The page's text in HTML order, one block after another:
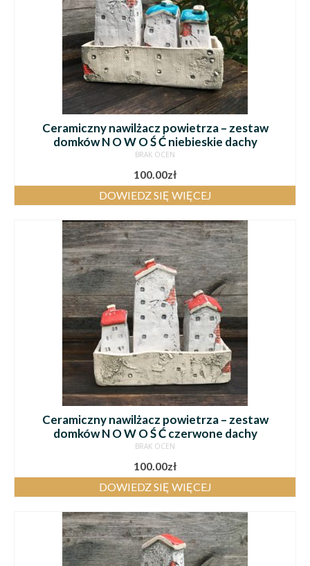
Ceramiczny nawilżacz powietrza – zestaw
domków N O W O Ś Ć niebieskie dachy
BRAK OCEN
100.00zł
DOWIEDZ SIĘ WIĘCEJ
Ceramiczny nawilżacz powietrza – zestaw
domków N O W O Ś Ć czerwone dachy
BRAK OCEN
100.00zł
DOWIEDZ SIĘ WIĘCEJ